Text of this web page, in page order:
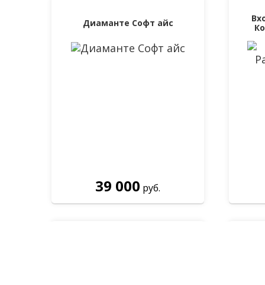
Диамантe Софт айс
39 000 руб.